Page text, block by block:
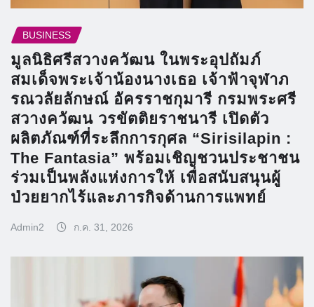
BUSINESS
มูลนิธิศรีสวางควัฒน ในพระอุปถัมภ์
สมเด็จพระเจ้าน้องนางเธอ เจ้าฟ้าจุฬาภ
รณวลัยลักษณ์ อัครราชกุมารี กรมพระศรี
สวางควัฒน วรขัตติยราชนารี เปิดตัว
ผลิตภัณฑ์ที่ระลึกการกุศล “Sirisilapin :
The Fantasia” พร้อมเชิญชวนประชาชน
ร่วมเป็นพลังแห่งการให้ เพื่อสนับสนุนผู้
ป่วยยากไร้และภารกิจด้านการแพทย์
Admin2 ก.ค. 31, 2026